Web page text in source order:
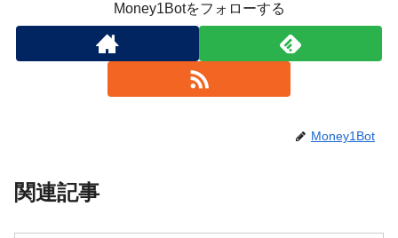
Money1Botをフォローする
Money1Bot
関連記事